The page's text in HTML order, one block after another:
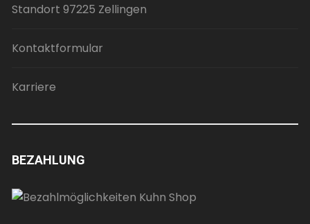
Standort 97225 Zellingen
Kontaktformular
Karriere
BEZAHLUNG